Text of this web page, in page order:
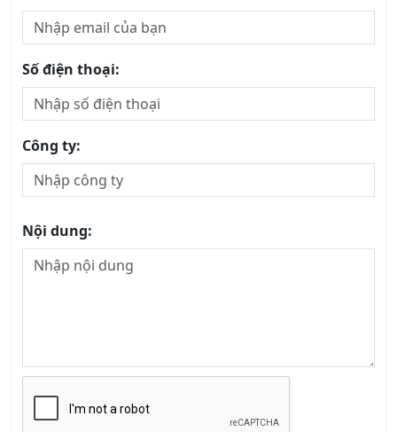
Khóa Học Kỹ Năng Tư Vấn Bán Hàng Chuyên
Nghiệp
Khóa Học Phân Tích SWOT
22/08/2026
Khóa học Quản Trị Dịch Vụ chuyên nghiệp
Khóa học Kỹ năng Giao tiếp trong Kinh doanh
Chuyên nghiệp
14/08/2026
13/08/2026
KHÓA QUẢN TRỊ NHÂN SỰ